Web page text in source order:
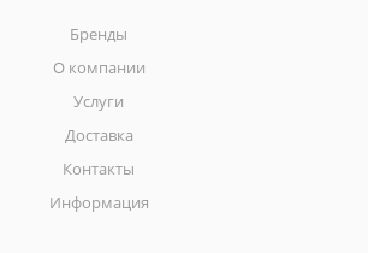
Бренды
О компании
Услуги
Доставка
Контакты
Информация